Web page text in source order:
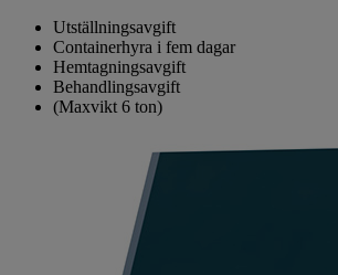
Utställningsavgift
Containerhyra i fem dagar
Hemtagningsavgift
Behandlingsavgift
(Maxvikt 6 ton)